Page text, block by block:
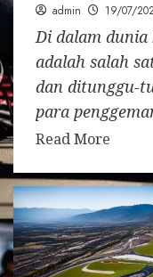
admin 19/07/
Di dalam
adalah salah
dan ditunggu-
para
Read More